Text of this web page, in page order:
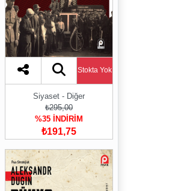
Stokta Yok
Siyaset - Diğer
₺295,00
%35 İNDİRİM
₺191,75